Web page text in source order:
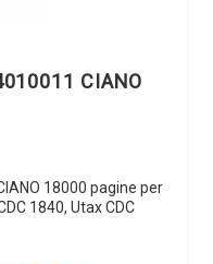
CIANO
18000 pagine per
1840, Utax CDC